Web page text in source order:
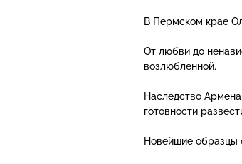
В Пермском крае
От любви до
возлюбленной.
Наследство
готовности
Новейшие образцы